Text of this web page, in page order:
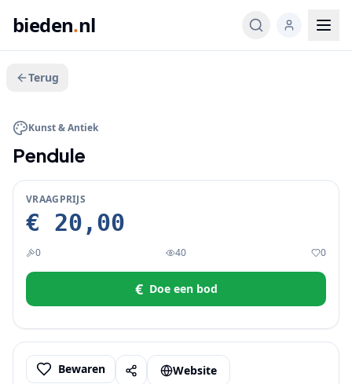
bieden.nl
Terug
BIEDEN
Kunst & Antiek
Pendule
VRAAGPRIJS
€ 20,00
0 40 0
€ Doe een bod
Bewaren Website